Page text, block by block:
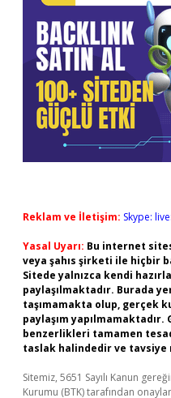
Reklam ve İletişim: Skype:
Yasal Uyarı: Bu internet
veya şahıs şirketi ile hiçbir
Sitede yalnızca kendi
paylaşılmaktadır. Burada
taşımamakta olup, gerçek
paylaşım
benzerlikleri tamamen
taslak halindedir ve tavsiye
Sitemiz, 5651 Sayılı Kanun
Kurumu (BTK) tarafından